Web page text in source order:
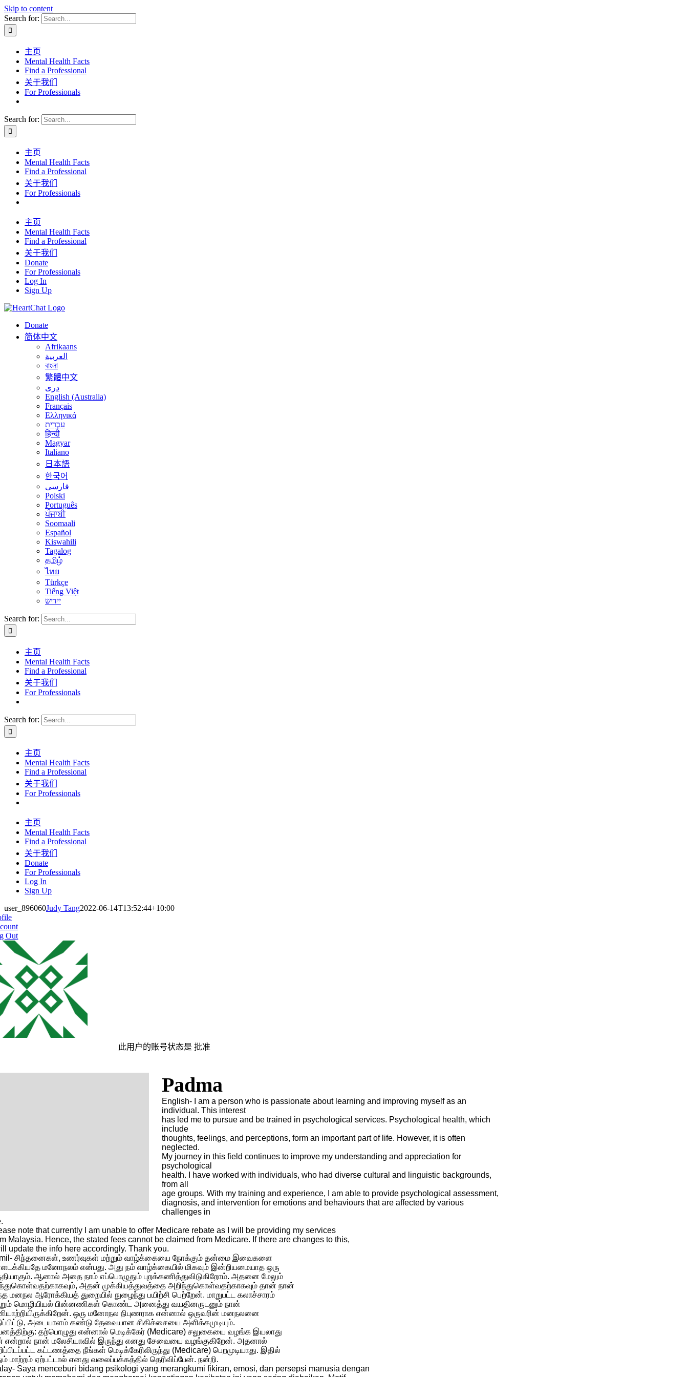
Skip to content
Search for:
主页
Mental Health Facts
Find a Professional
关于我们
For Professionals
Search for:
主页
Mental Health Facts
Find a Professional
关于我们
For Professionals
主页
Mental Health Facts
Find a Professional
关于我们
Donate
For Professionals
Log In
Sign Up
Donate
简体中文
Afrikaans
العربية
বাংলা
繁體中文
درى
English (Australia)
Français
Ελληνικά
עִבְרִית
हिन्दी
Magyar
Italiano
日本語
한국어
فارسی
Polski
Português
ਪੰਜਾਬੀ
Soomaali
Español
Kiswahili
Tagalog
தமிழ்
ไทย
Türkçe
Tiếng Việt
יידיש
Search for:
主页
Mental Health Facts
Find a Professional
关于我们
For Professionals
Search for:
主页
Mental Health Facts
Find a Professional
关于我们
For Professionals
主页
Mental Health Facts
Find a Professional
关于我们
Donate
For Professionals
Log In
Sign Up
user_896060Judy Tang2022-06-14T13:52:44+10:00
Out
此用户的账号状态是 批准
Padma
English- I am a person who is passionate about learning and improving myself as an
individual. This interest
has led me to pursue and be trained in psychological services. Psychological health, which
include
thoughts, feelings, and perceptions, form an important part of life. However, it is often
neglected.
My journey in this field continues to improve my understanding and appreciation for
psychological
health. I have worked with individuals, who had diverse cultural and linguistic backgrounds,
from all
age groups. With my training and experience, I am able to provide psychological assessment,
diagnosis, and intervention for emotions and behaviours that are affected by various
challenges in
note that currently I am unable to offer Medicare rebate as I will be providing my services
Malaysia. Hence, the stated fees cannot be claimed from Medicare. If there are changes to this,
update the info here accordingly. Thank you.
சிந்தனைகள், உணர்வுகள் மற்றும் வாழ்க்கையை நோக்கும் தன்மை இவைகளை
மனோநலம் என்பது. அது நம் வாழ்க்கையில் மிகவும் இன்றியமையாத ஒரு
ஆனால் அதை நாம் எப்பொழுதும் புறக்கணித்துவிடுகிறோம். அதனை மேலும்
அதன் முக்கியத்துவத்தை அறிந்துகொள்வதற்காகவும் தான் நான்
மனநல ஆரோக்கியத் துறையில் நுழைந்து பயிற்சி பெற்றேன். மாறுபட்ட கலாச்சாரம்
மொழியியல் பின்னணிகள் கொண்ட அனைத்து வயதினருடனும் நான்
ஒரு மனோநல நிபுணராக என்னால் ஒருவரின் மனநலனை
அடையாளம் கண்டு தேவையான சிகிச்சையை அளிக்கமுடியும்.
தற்பொழுது என்னால் மெடிக்கேர் (Medicare) சலுகையை வழங்க இயலாது
என்றால் நான் மலேசியாவில் இருந்து எனது சேவையை வழங்குகிறேன். அதனால்
கட்டணத்தை நீங்கள் மெடிக்கேரிலிருந்து (Medicare) பெறமுடியாது. இதில்
மாற்றம் ஏற்பட்டால் எனது வலைப்பக்கத்தில் தெரிவிப்பேன். நன்றி.
Saya menceburi bidang psikologi yang merangkumi fikiran, emosi, dan persepsi manusia dengan